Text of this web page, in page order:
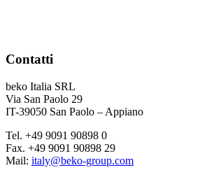
Contatti
beko Italia SRL
Via San Paolo 29
IT-39050 San Paolo – Appiano
Tel. +49 9091 90898 0
Fax. +49 9091 90898 29
Mail: italy@beko-group.com